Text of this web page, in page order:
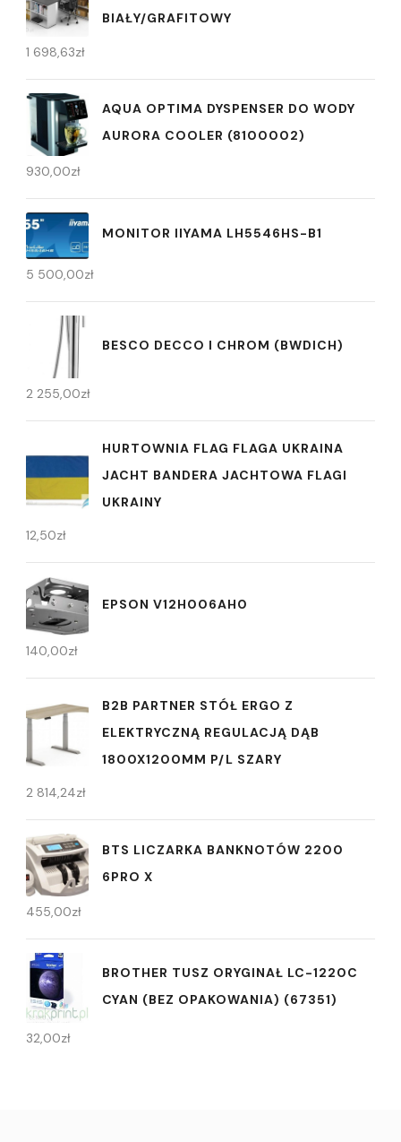
BIAŁY/GRAFITOWY
1 698,63zł
AQUA OPTIMA DYSPENSER DO WODY
AURORA COOLER (8100002)
930,00zł
MONITOR IIYAMA LH5546HS-B1
5 500,00zł
BESCO DECCO I CHROM (BWDICH)
2 255,00zł
HURTOWNIA FLAG FLAGA UKRAINA
JACHT BANDERA JACHTOWA FLAGI
UKRAINY
12,50zł
EPSON V12H006AH0
140,00zł
B2B PARTNER STÓŁ ERGO Z
ELEKTRYCZNĄ REGULACJĄ DĄB
1800X1200MM P/L SZARY
2 814,24zł
BTS LICZARKA BANKNOTÓW 2200
6PRO X
455,00zł
BROTHER TUSZ ORYGINAŁ LC-1220C
CYAN (BEZ OPAKOWANIA) (67351)
32,00zł